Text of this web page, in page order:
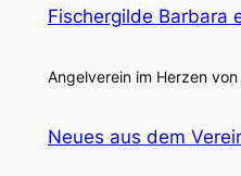
Fischergilde Barbara
Angelverein im Herzen
Neues aus dem